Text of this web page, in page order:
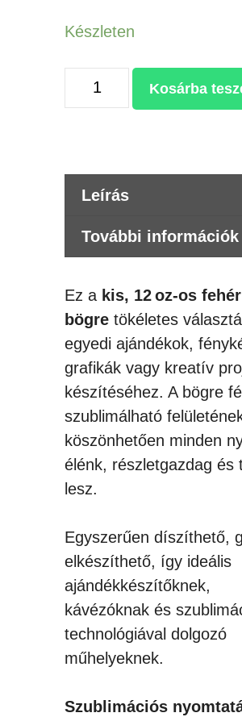
Készleten
SZUBLIMÁLHATÓ
FEHÉR
BÖGRE
mennyiség
Kosárba
Leírás
További információk
Ez a kis, 12 oz-os
bögre tökéletes
egyedi ajándékok,
grafikák vagy kreatív
készítéséhez. A bögre
szublimálható
köszönhetően minden
élénk, részletgazdag és
lesz.
Egyszerűen díszíthető,
elkészíthető, így ideális
ajándékkészítőknek,
kávézóknak és
technológiával dolgozó
műhelyeknek.
Szublimációs